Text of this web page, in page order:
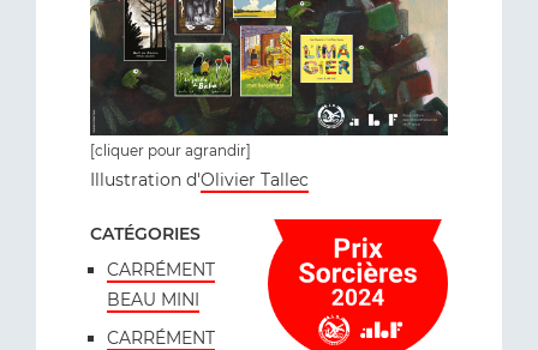
[cliquer pour agrandir]
Illustration d'Olivier Tallec
CATÉGORIES
CARRÉMENT
BEAU MINI
CARRÉMENT